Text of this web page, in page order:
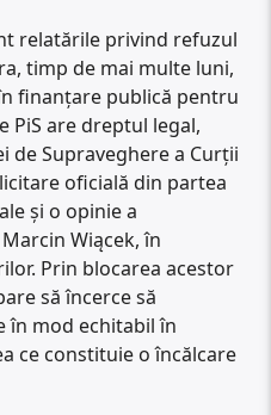
relatările privind refuzul
timp de mai multe luni,
finanțare publică pentru
PiS are dreptul legal,
de Supraveghere a Curții
oficială din partea
și o opinie a
Wiącek, în
Prin blocarea acestor
să încerce să
în mod echitabil în
ce constituie o încălcare